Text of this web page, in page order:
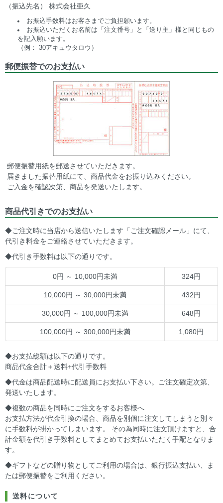
（振込先名） 株式会社亜久
お振込手数料はお客さまでご負担願います。
お振込いただくお名前は「注文番号」と「送り主」様と同じもの
を記入願います。
（例： 30アキュウタロウ）
郵便振替でのお支払い
郵便振替用紙を郵送させていただきます。
届きました振替用紙にて、商品代金をお振り込みください。
ご入金を確認次第、商品を発送いたします。
商品代引きでのお支払い
◆ご注文時に当店から送信いたします「ご注文確認メール」にて、
代引き料金をご連絡させていただきます。
◆代引き手数料は以下の通りです。
0円 ～ 10,000円未満 324円
10,000円 ～ 30,000円未満 432円
30,000円 ～ 100,000円未満 648円
100,000円 ～ 300,000円未満 1,080円
◆お支払総額は以下の通りです。
商品代金合計＋送料+代引手数料
◆代金は商品配送時に配送員にお支払い下さい。ご注文確定次第、
発送いたします。
◆複数の商品を同時にご注文をするお客様へ
お支払方法が代金引換の場合、商品を別個に注文してしまうと別々
に手数料が掛かってしまいます。 その為同時に注文頂けますと、合
計金額を代引き手数料としてまとめてお支払いただく手配となりま
す。
◆ギフトなどの贈り物としてご利用の場合は、銀行振込支払い、ま
たは郵便振替をご利用ください。
送料について